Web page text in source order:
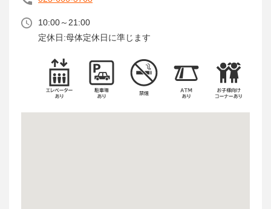
10:00～21:00
定休日:母体定休日に準じます